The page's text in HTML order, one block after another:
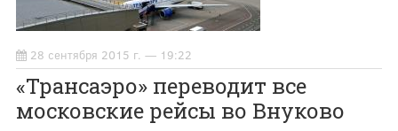
28 сентября 2015 г. — 19:22
«Трансаэро» переводит все
московские рейсы во Внуково